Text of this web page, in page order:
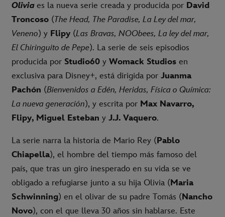
Olivia es la nueva serie creada y producida por David
Troncoso (The Head, The Paradise, La Ley del mar,
Veneno) y Flipy (Las Bravas, NOObees, La ley del mar,
El Chiringuito de Pepe). La serie de seis episodios
producida por Studio60 y Womack Studios en
exclusiva para Disney+, está dirigida por Juanma
Pachón (Bienvenidos a Edén, Heridas, Física o Química:
La nueva generación), y escrita por Max Navarro,
Flipy, Miguel Esteban y J.J. Vaquero.
La serie narra la historia de Mario Rey (Pablo
Chiapella), el hombre del tiempo más famoso del
país, que tras un giro inesperado en su vida se ve
obligado a refugiarse junto a su hija Olivia (Maria
Schwinning) en el olivar de su padre Tomás (Nancho
Novo), con el que lleva 30 años sin hablarse. Este